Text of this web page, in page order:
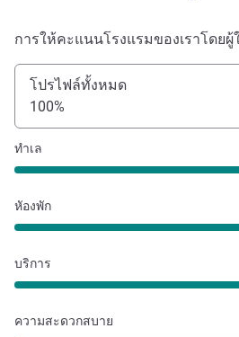
การให้คะแนนโรงแรมของเราโดยผู้
โปรไฟล์ทั้งหมด
100%
ทำเล
หัองพัก
บริการ
ความสะดวกสบาย